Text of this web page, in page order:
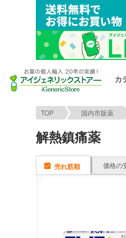
カ
TOP 国内市販薬
解熱鎮痛薬
売れ筋順 価格の